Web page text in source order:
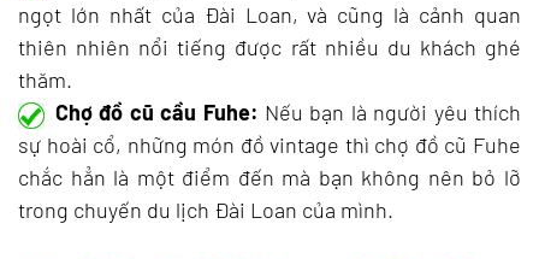
ngọt lớn nhất của Đài Loan, và cũng là cảnh quan
thiên nhiên nổi tiếng được rất nhiều du khách ghé
thăm.
Chợ đồ cũ cầu Fuhe: Nếu bạn là người yêu thích
sự hoài cổ, những món đồ vintage thì chợ đồ cũ Fuhe
chắc hẳn là một điểm đến mà bạn không nên bỏ lỡ
trong chuyến du lịch Đài Loan của mình.